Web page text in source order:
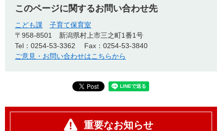
このページに関するお問い合わせ先
こども課
子育て保育室
〒958-8501
新潟県村上市三之町1番1号
Tel：0254-53-3362
Fax：0254-53-3840
ご意見・お問い合わせはこちらから
重要なお知らせ